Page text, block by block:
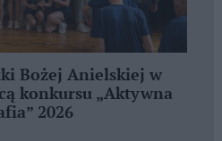
Bożej Anielskiej w
konkursu „Aktywna
2026